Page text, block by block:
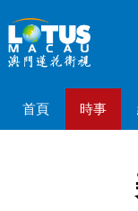
首頁 時事